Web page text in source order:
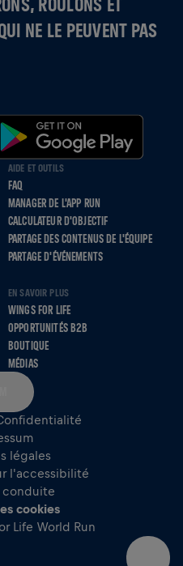
NE LE PEUVENT PAS
AIDE ET OUTILS
FAQ
MANAGER DE L'APP RUN
CALCULATEUR D'OBJECTIF
PARTAGE DES CONTENUS DE L'ÉQUIPE
PARTAGE D'ÉVÉNEMENTS
EN SAVOIR PLUS
WINGS FOR LIFE
OPPORTUNITÉS B2B
BOUTIQUE
MÉDIAS
légales
l'accessibilité
conduite
cookies
Life World Run